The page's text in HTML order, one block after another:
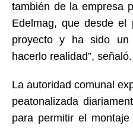
también de la empresa
Edelmag, que desde
proyecto y ha sido un
hacerlo realidad”, señaló.
La autoridad comunal
peatonalizada
para permitir el